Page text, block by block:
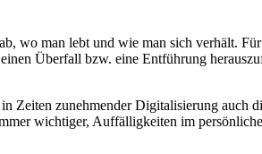
wo man lebt und wie man sich verhält.
Überfall bzw. eine Entführung
Zeiten zunehmender Digitalisierung auch
wichtiger, Auffälligkeiten im